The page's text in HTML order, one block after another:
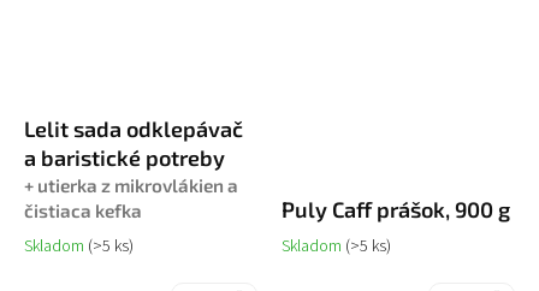
Lelit sada odklepávač
a baristické potreby
+ utierka z mikrovlákien a
čistiaca kefka
Skladom (>5 ks)
Puly Caff prášok, 900 g
Skladom (>5 ks)